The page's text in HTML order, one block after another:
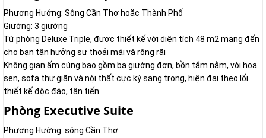
Phương Hướng: Sông Cần Thơ hoặc Thành Phố
Giường: 3 giường
Từ phòng Deluxe Triple, được thiết kế với diện tích 48 m2 mang đến
cho bạn tận hưởng sự thoải mái và rộng rãi
Không gian ấm cúng bao gồm ba giường đơn, bồn tắm nằm, vòi hoa
sen, sofa thư giãn và nội thất cực kỳ sang trọng, hiện đại theo lối
thiết kế độc đáo, tân tiến
Phòng Executive Suite
Phương Hướng: sông Cần Thơ